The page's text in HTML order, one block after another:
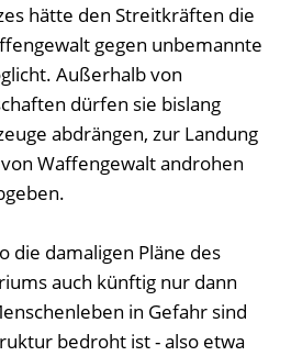
hätte den Streitkräften die
gegen unbemannte
Außerhalb von
dürfen sie bislang
abdrängen, zur Landung
Waffengewalt androhen
die damaligen Pläne des
auch künftig nur dann
in Gefahr sind
bedroht ist - also etwa